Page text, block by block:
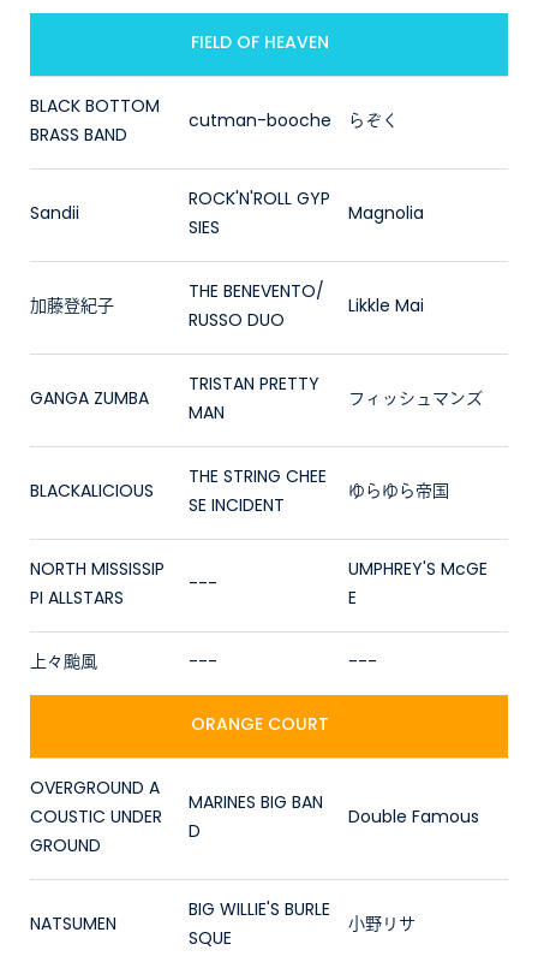
FIELD OF HEAVEN
BLACK BOTTOM
BRASS BAND
cutman-booche らぞく
Sandii
ROCK'N'ROLL GYP
SIES
Magnolia
加藤登紀子
THE BENEVENTO/
RUSSO DUO
Likkle Mai
GANGA ZUMBA
TRISTAN PRETTY
MAN
フィッシュマンズ
BLACKALICIOUS
THE STRING CHEE
SE INCIDENT
ゆらゆら帝国
NORTH MISSISSIP
PI ALLSTARS
---
UMPHREY'S McGE
E
上々颱風 --- ---
ORANGE COURT
OVERGROUND A
COUSTIC UNDER
GROUND
MARINES BIG BAN
D
Double Famous
NATSUMEN
BIG WILLIE'S BURLE
SQUE
小野リサ